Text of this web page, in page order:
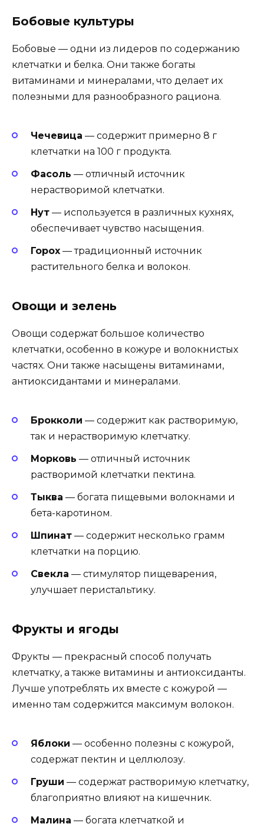
Бобовые культуры
Бобовые — одни из лидеров по содержанию
клетчатки и белка. Они также богаты
витаминами и минералами, что делает их
полезными для разнообразного рациона.
Чечевица — содержит примерно 8 г
клетчатки на 100 г продукта.
Фасоль — отличный источник
нерастворимой клетчатки.
Нут — используется в различных кухнях,
обеспечивает чувство насыщения.
Горох — традиционный источник
растительного белка и волокон.
Овощи и зелень
Овощи содержат большое количество
клетчатки, особенно в кожуре и волокнистых
частях. Они также насыщены витаминами,
антиоксидантами и минералами.
Брокколи — содержит как растворимую,
так и нерастворимую клетчатку.
Морковь — отличный источник
растворимой клетчатки пектина.
Тыква — богата пищевыми волокнами и
бета-каротином.
Шпинат — содержит несколько грамм
клетчатки на порцию.
Свекла — стимулятор пищеварения,
улучшает перистальтику.
Фрукты и ягоды
Фрукты — прекрасный способ получать
клетчатку, а также витамины и антиоксиданты.
Лучше употреблять их вместе с кожурой —
именно там содержится максимум волокон.
Яблоки — особенно полезны с кожурой,
содержат пектин и целлюлозу.
Груши — содержат растворимую клетчатку,
благоприятно влияют на кишечник.
Малина — богата клетчаткой и